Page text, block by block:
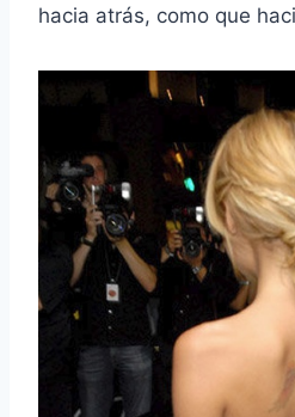
hacia atrás, como que